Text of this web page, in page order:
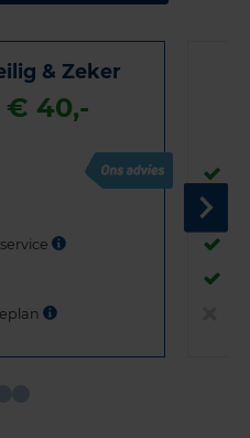
& Zeker
€ 40,-